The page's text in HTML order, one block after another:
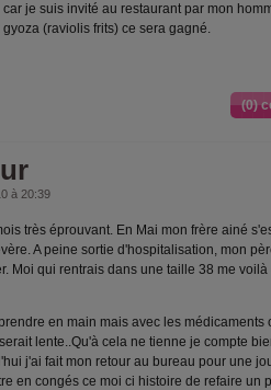
je suis invité au restaurant par mon
(raviolis frits) ce sera gagné.
(0)
à 20:39
très éprouvant. En Mai mon frère ainé
A peine sortie d'hospitalisation, mon
Moi qui rentrais dans une taille 38 me
en main mais avec les médicaments
lente..Qu'à cela ne tienne je compte
j'ai fait mon retour au bureau pour une
en congés ce moi ci histoire de refaire un